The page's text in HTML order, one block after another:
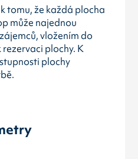
tomu, že každá plocha
může najednou
vložením do
plochy. K
plochy